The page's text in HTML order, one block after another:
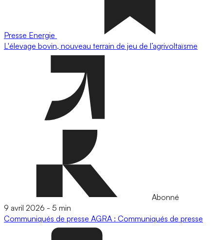
Presse Energie
L'élevage bovin, nouveau terrain de jeu de l’agrivoltaïsme
Abonné
9 avril 2026 - 5 min
Communiqués de presse AGRA : Communiqués de presse